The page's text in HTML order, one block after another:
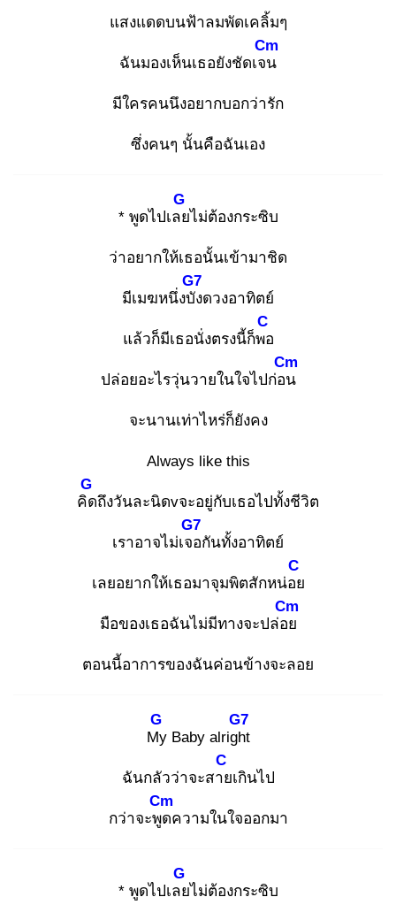
แสงแดดบนฟ้าลมพัดเคลิ้มๆ
ฉันมองเห็นเธอยังชัดเจน
Cm
มีใครคนนึงอยากบอกว่ารัก
ซึ่งคนๆ นั้นคือฉันเอง
* พูดไปเลย
G
ไม่ต้องกระซิบ
ว่าอยากให้เธอนั้นเข้ามาชิด
มีเมฆหนึ่งบัง
G7
ดวงอาทิตย์
แล้วก็มีเธอนั่งตรงนี้ก็พอ
C
ปล่อยอะไรวุ่นวายในใจไปก่อน
Cm
จะนานเท่าไหร่ก็ยังคง
Always like this
คิด
G
ถึงวันละนิดvจะอยู่กับเธอไปทั้งชีวิต
เราอาจไม่เจอ
G7
กันทั้งอาทิตย์
เลยอยากให้เธอมาจุมพิตสักหน่อย
C
มือของเธอฉันไม่มีทางจะปล่อย
Cm
ตอนนี้อาการของฉันค่อนข้างจะลอย
My
G
Baby alright
G7
ฉันกลัวว่าจะสาย
C
เกินไป
กว่าจะพูด
Cm
ความในใจออกมา
* พูดไปเลย
G
ไม่ต้องกระซิบ